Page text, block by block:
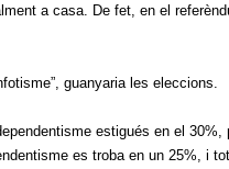
a casa. De fet, en el
guanyaria les eleccions.
estigués en el 30%,
es troba en un 25%, i